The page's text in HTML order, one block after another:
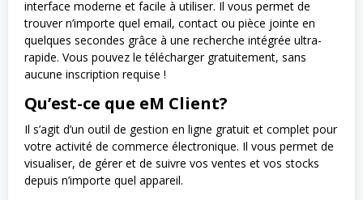
interface moderne et facile à utiliser. Il vous permet de
trouver n’importe quel email, contact ou pièce jointe en
quelques secondes grâce à une recherche intégrée ultra-
rapide. Vous pouvez le télécharger gratuitement, sans
aucune inscription requise !
Qu’est-ce que eM Client?
Il s’agit d’un outil de gestion en ligne gratuit et complet pour
votre activité de commerce électronique. Il vous permet de
visualiser, de gérer et de suivre vos ventes et vos stocks
depuis n’importe quel appareil.